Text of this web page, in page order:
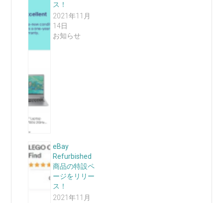
ス！
2021年11月
14日
お知らせ
eBay
Refurbished
商品の特設ペ
ージをリリー
ス！
2021年11月